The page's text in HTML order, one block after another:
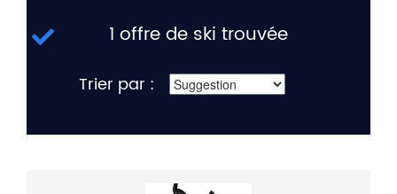
1 offre de ski trouvée
Trier par :